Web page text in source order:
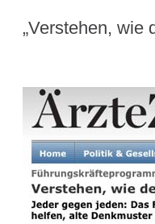
„Verstehen, wie